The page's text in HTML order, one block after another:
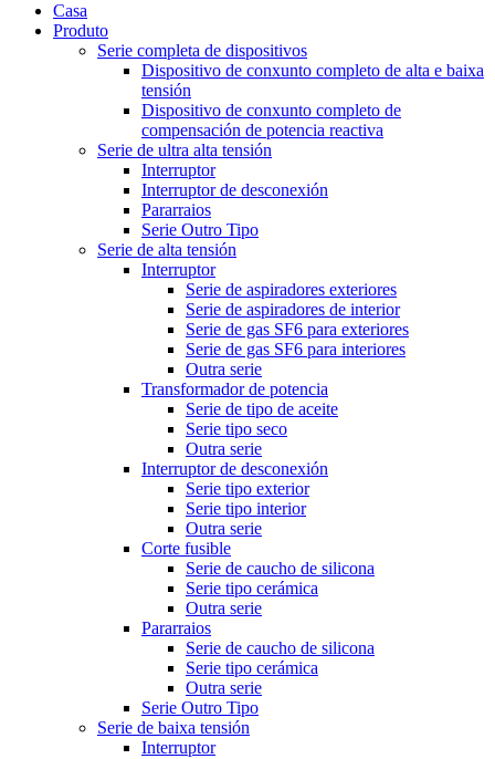
Casa
Produto
Serie completa de dispositivos
Dispositivo de conxunto completo de alta e baixa
tensión
Dispositivo de conxunto completo de
compensación de potencia reactiva
Serie de ultra alta tensión
Interruptor
Interruptor de desconexión
Pararraios
Serie Outro Tipo
Serie de alta tensión
Interruptor
Serie de aspiradores exteriores
Serie de aspiradores de interior
Serie de gas SF6 para exteriores
Serie de gas SF6 para interiores
Outra serie
Transformador de potencia
Serie de tipo de aceite
Serie tipo seco
Outra serie
Interruptor de desconexión
Serie tipo exterior
Serie tipo interior
Outra serie
Corte fusible
Serie de caucho de silicona
Serie tipo cerámica
Outra serie
Pararraios
Serie de caucho de silicona
Serie tipo cerámica
Outra serie
Serie Outro Tipo
Serie de baixa tensión
Interruptor